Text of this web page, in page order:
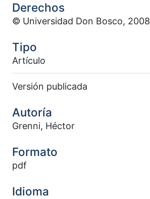
Derechos
© Universidad Don Bosco, 2008
Tipo
Artículo
Versión publicada
Autoría
Grenni, Héctor
Formato
pdf
Idioma